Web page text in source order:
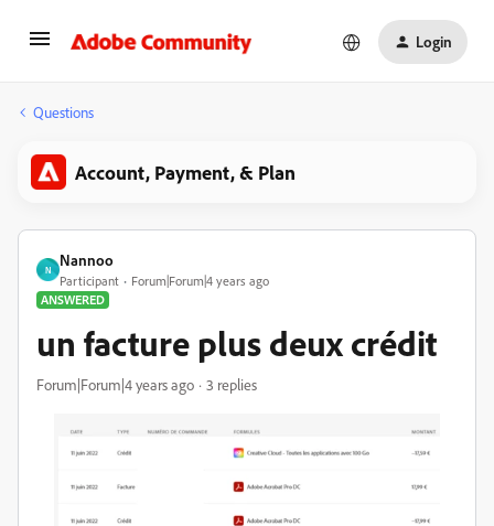
Login
Questions
Account, Payment, & Plan
N
Nannoo
Participant
Forum|Forum|4 years ago
ANSWERED
un facture plus deux crédit
Forum|Forum|4 years ago 3 replies